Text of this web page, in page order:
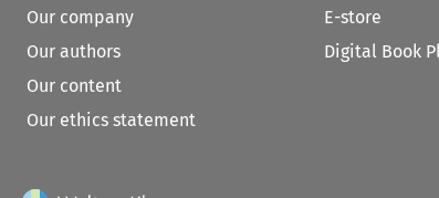
Our company
Our authors
Our content
Our ethics statement
E-store
Digital Book